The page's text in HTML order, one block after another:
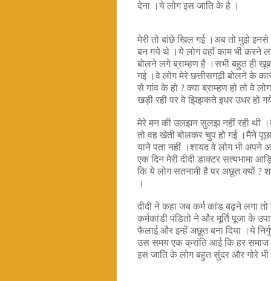
देना ।ये लोग इस जाति के है ।
मेरी तो बांछे खिल गई ।अब तो मुझे
बन गये थे ।ये लोग वहाँ काम भी करने
बोलने लगे ब्राम्हण है ।सभी बहुत
गई ।वे लोग मेरे छत्तीसगढ़ी बोलने के
से गांव के हो ? क्या ब्राम्हण हो तो वे
खड़ी रही पर वे झिझकतेइधर उधर हो
मेरे मन की उलझन सुलझ नहीं रही थी
तो वह खेती बोलकर चुप हो गई ।मैने
याने पता नहीं ।शायद वे लोग भी
एक दिन मेरी दीदी डाक्टर सत्यभामा
कि ये लोग सतनामी है पर अछूत क्यों ?
।
दीदी ने कहा जब कर्म कांड बढ़ने लगा
कर्मकांडी पंडितो ने और मूर्ति पूजा के
फैलाई और इन्हें अछूत बना दिया ।ये
उस समय एक क्रांति आई कि हर
इस जाति के लोग बहुत सुंदर और गोरे भी